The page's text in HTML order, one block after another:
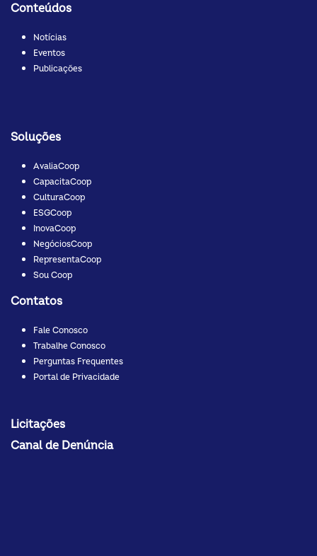
Conteúdos
Notícias
Eventos
Publicações
Soluções
AvaliaCoop
CapacitaCoop
CulturaCoop
ESGCoop
InovaCoop
NegóciosCoop
RepresentaCoop
Sou Coop
Contatos
Fale Conosco
Trabalhe Conosco
Perguntas Frequentes
Portal de Privacidade
Licitações
Canal de Denúncia